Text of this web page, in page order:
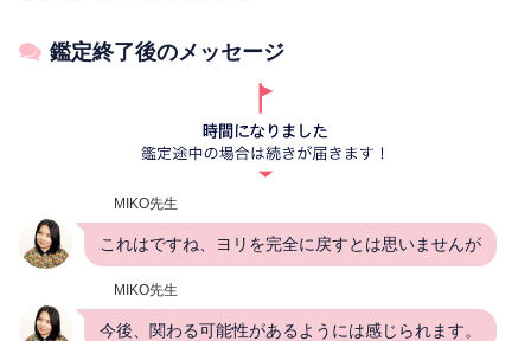
鑑定終了後のメッセージ
MIKO先生
これはですね、ヨリを完全に戻すとは思いませんが
MIKO先生
今後、関わる可能性があるようには感じられます。